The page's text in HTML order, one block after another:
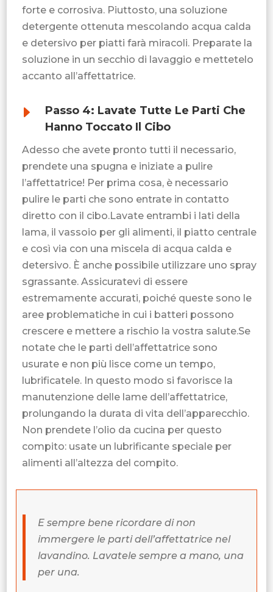
forte e corrosiva. Piuttosto, una soluzione
detergente ottenuta mescolando acqua calda
e detersivo per piatti farà miracoli. Preparate la
soluzione in un secchio di lavaggio e mettetelo
accanto all’affettatrice.
E
Passo 4: Lavate Tutte Le Parti Che
Hanno Toccato Il Cibo
Adesso che avete pronto tutti il necessario,
prendete una spugna e iniziate a pulire
l’affettatrice! Per prima cosa, è necessario
pulire le parti che sono entrate in contatto
diretto con il cibo.Lavate entrambi i lati della
lama, il vassoio per gli alimenti, il piatto centrale
e così via con una miscela di acqua calda e
detersivo. È anche possibile utilizzare uno spray
sgrassante. Assicuratevi di essere
estremamente accurati, poiché queste sono le
aree problematiche in cui i batteri possono
crescere e mettere a rischio la vostra salute.Se
notate che le parti dell’affettatrice sono
usurate e non più lisce come un tempo,
lubrificatele. In questo modo si favorisce la
manutenzione delle lame dell’affettatrice,
prolungando la durata di vita dell’apparecchio.
Non prendete l’olio da cucina per questo
compito: usate un lubrificante speciale per
alimenti all’altezza del compito.
E sempre bene ricordare di non
immergere le parti dell’affettatrice nel
lavandino. Lavatele sempre a mano, una
per una.